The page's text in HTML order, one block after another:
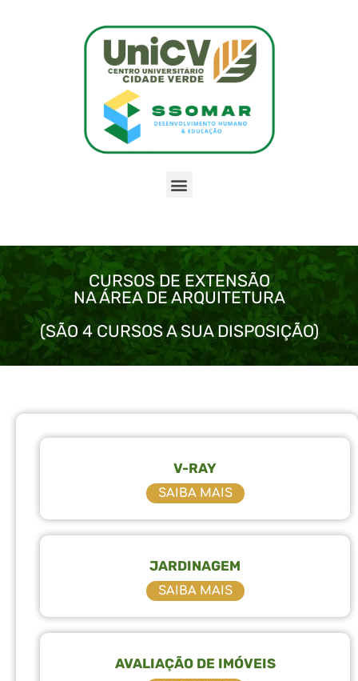
CURSOS DE EXTENSÃO
NA ÁREA DE ARQUITETURA
(SÃO 4 CURSOS A SUA DISPOSIÇÃO)
AVALIAÇÃO DE IMÓVEIS
SAIBA MAIS
JARDINAGEM
SAIBA MAIS
V-RAY